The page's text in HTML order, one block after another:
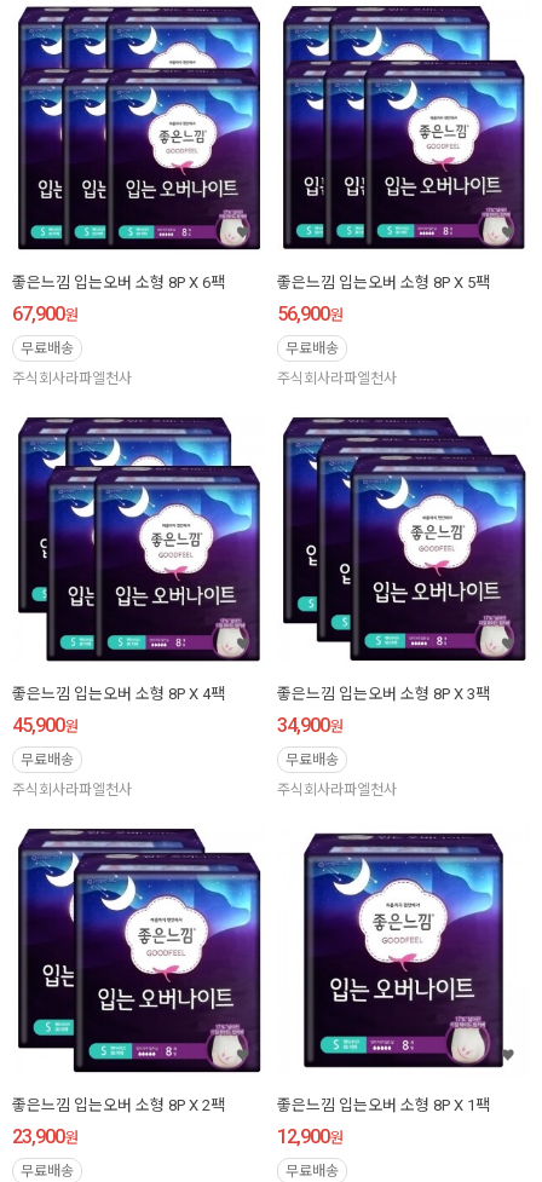
좋은느낌 입는오버 소형 8P X 6팩
67,900원
무료배송
주식회사라파엘천사
좋은느낌 입는오버 소형 8P X 5팩
56,900원
무료배송
주식회사라파엘천사
좋은느낌 입는오버 소형 8P X 4팩
45,900원
무료배송
주식회사라파엘천사
좋은느낌 입는오버 소형 8P X 3팩
34,900원
무료배송
주식회사라파엘천사
좋은느낌 입는오버 소형 8P X 2팩
23,900원
무료배송
좋은느낌 입는오버 소형 8P X 1팩
12,900원
무료배송